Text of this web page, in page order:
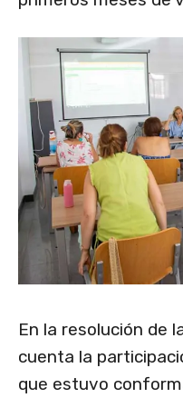
En la resolución de
cuenta la
que estuvo